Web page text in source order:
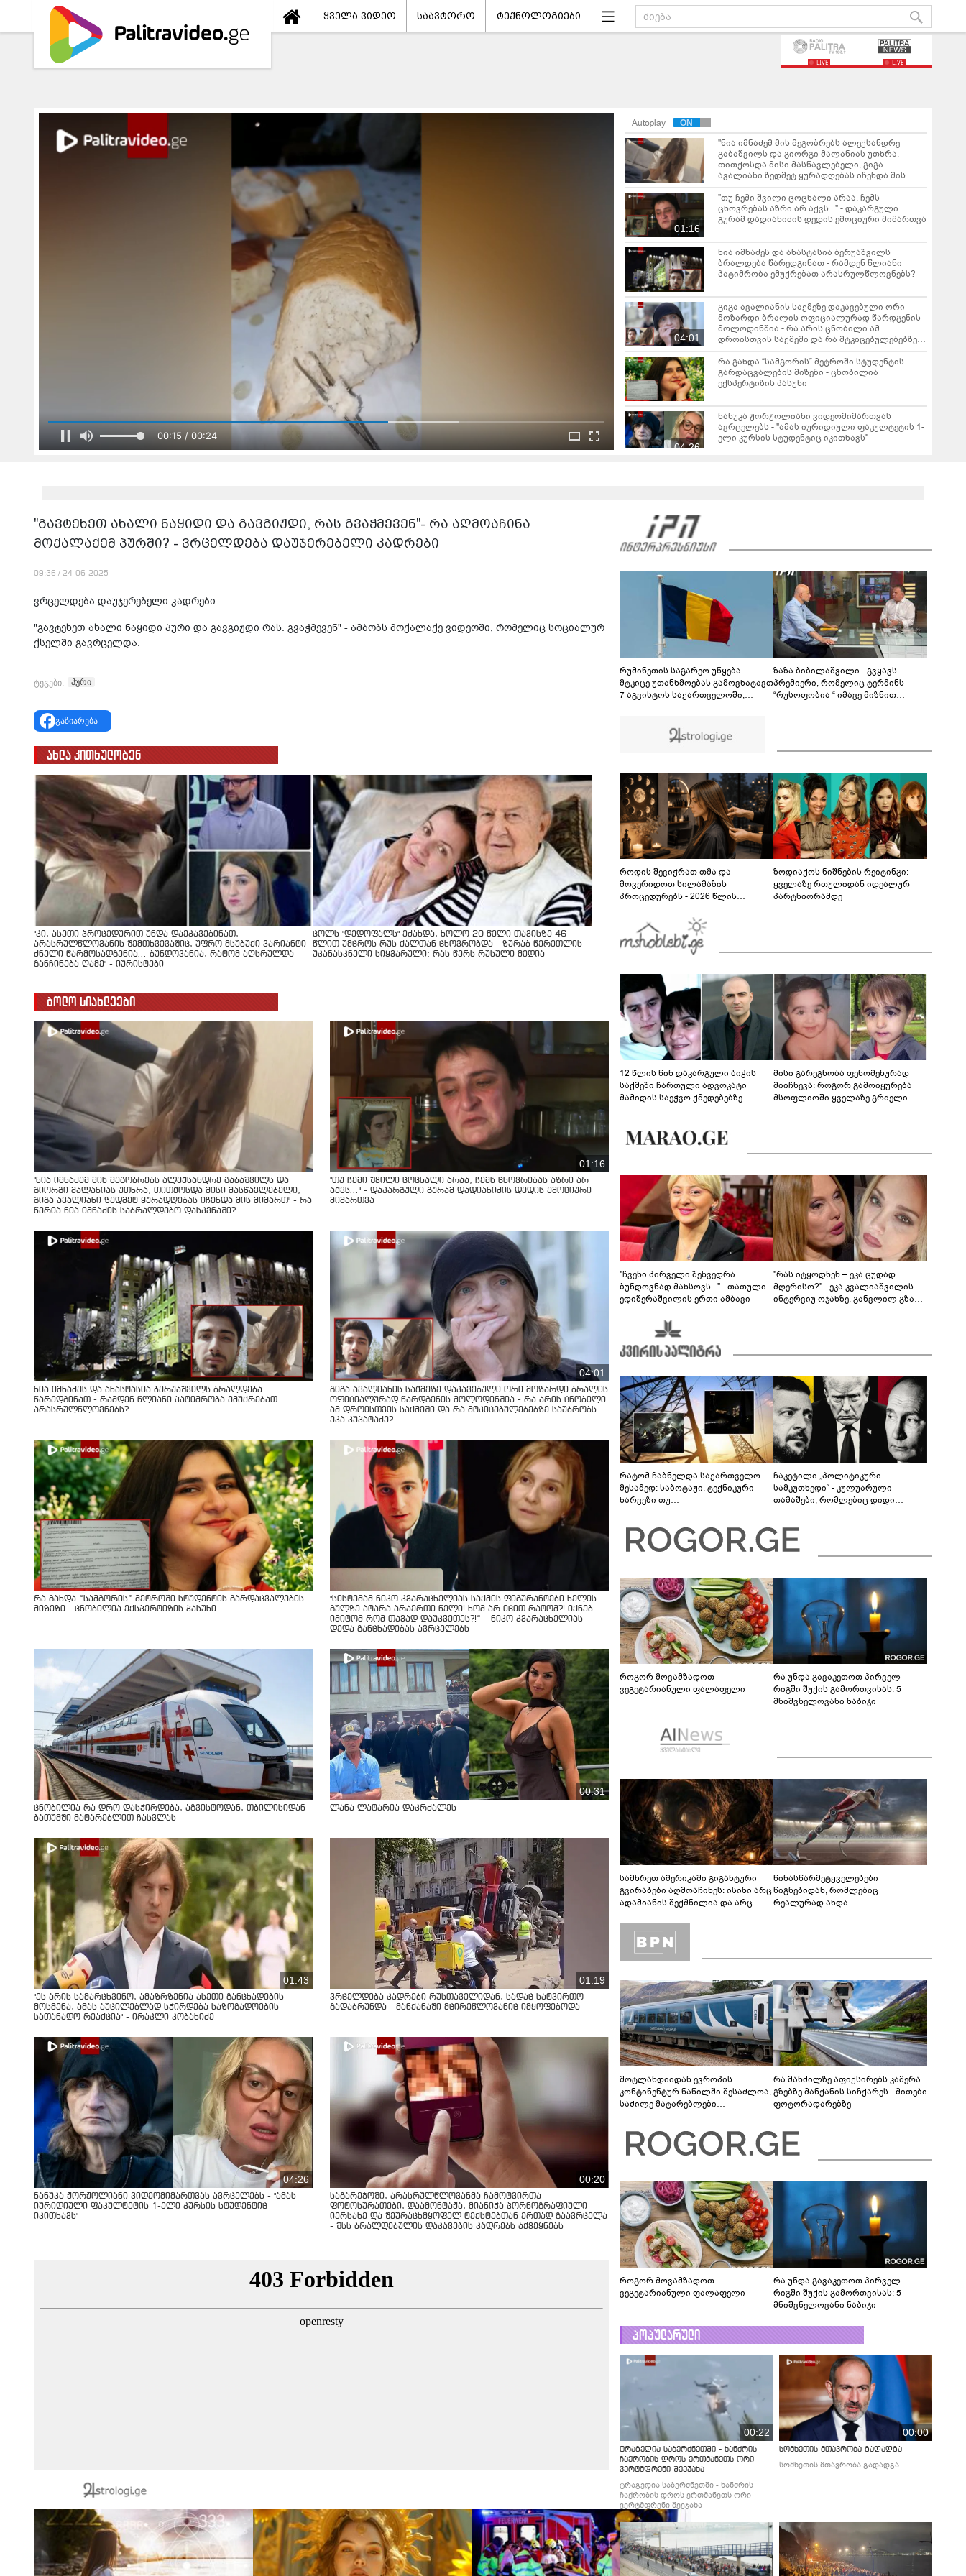
ყველა ვიდეო საავტორო ტექნოლოგიები
LIVE LIVE
00:17 / 00:24
Autoplay
"ნია იმნაძემ მის მეგობრებს ალექსანდრე
გაბაშვილს და გიორგი მალანიას უთხრა,
თითქოსდა მისი მასწავლებელი, გიგა
ავალიანი ზედმეტ ყურადღებას იჩენდა მის
მიმართ" - რა წერია ნია იმნაძის საბრალდებო
დასკვნაში?
01:16
"თუ ჩემი შვილი ცოცხალი არაა, ჩემს
ცხოვრებას აზრი არ აქვს..." - დაკარგული
გურამ დადიანიძის დედის ემოციური მიმართვა
ნია იმნაძეს და ანასტასია ბერუაშვილს
ბრალდება წარედგინათ - რამდენ წლიანი
პატიმრობა ემუქრებათ არასრულწლოვნებს?
04:01
გიგა ავალიანის საქმეზე დაკავებული ორი
მოზარდი ბრალის ოფიციალურად წარდგენის
მოლოდინშია - რა არის ცნობილი ამ
დროისთვის საქმეში და რა მტკიცებულებებზე
საუბრობს ეკა კუპატაძე?
რა გახდა “სამგორის” მეტროში სტუდენტის
გარდაცვალების მიზეზი - ცნობილია
ექსპერტიზის პასუხი
04:26
ნანუკა ჟორჟოლიანი ვიდეომიმართვას
ავრცელებს - "ამას იურიდიული ფაკულტეტის 1-
ელი კურსის სტუდენტიც იკითხავს"
აღკვეთა მიესაჯა
00:45
ცნობილია რამდენწლიანი პატიმრობა მიესაჯა
სანიტარს, რომელმაც შვილი ბათუმში,
კლინიკის საპირფარეშოში გააჩინა, შემდეგ კი
დაზიანებები მიაყენა
00:45
ტრაგედია ხობში - მდინარე ხობისწყალში
დედა-შვილი დაიხრჩო
"გავტეხეთ ახალი ნაყიდი და გავგიჟდი, რას გვაჭმევენ"- რა აღმოაჩინა
მოქალაქემ პურში? - ვრცელდება დაუჯერებელი კადრები
09:36 / 24-06-2025
ვრცელდება დაუჯერებელი კადრები -
"გავტეხეთ ახალი ნაყიდი პური და გავგიჟდი რას. გვაჭმევენ" - ამბობს მოქალაქე ვიდეოში, რომელიც სოციალურ
ქსელში გავრცელდა.
ტეგები: პური
გაზიარება
ახლა კითხულობენ
"კი, ასეთი პროცედურით უნდა დაეკავებინათ,
არასრულწლოვანის შემთხვევაშიც, უფრო მსუბუქი ვარიანტი
ძნელი წარმოსადგენია... ბუნდოვანია, რატომ აღსრულდა
განჩინება ღამე" - იურისტები
ცოლს "დედოფალს" ეძახდა, ხოლო 20 წელი თავისზე 46
წლით უმცროს რუს ქალთან ცხოვრობდა - ზურაბ წერეთლის
უკანასკნელი სიყვარული: რას წერს რუსული მედია
ბოლო სიახლეები
"ნია იმნაძემ მის მეგობრებს ალექსანდრე გაბაშვილს და
გიორგი მალანიას უთხრა, თითქოსდა მისი მასწავლებელი,
გიგა ავალიანი ზედმეტ ყურადღებას იჩენდა მის მიმართ" - რა
წერია ნია იმნაძის საბრალდებო დასკვნაში?
01:16
"თუ ჩემი შვილი ცოცხალი არაა, ჩემს ცხოვრებას აზრი არ
აქვს..." - დაკარგული გურამ დადიანიძის დედის ემოციური
მიმართვა
ნია იმნაძეს და ანასტასია ბერუაშვილს ბრალდება
წარედგინათ - რამდენ წლიანი პატიმრობა ემუქრებათ
არასრულწლოვნებს?
04:01
გიგა ავალიანის საქმეზე დაკავებული ორი მოზარდი ბრალის
ოფიციალურად წარდგენის მოლოდინშია - რა არის ცნობილი
ამ დროისთვის საქმეში და რა მტკიცებულებებზე საუბრობს
ეკა კუპატაძე?
რა გახდა “სამგორის” მეტროში სტუდენტის გარდაცვალების
მიზეზი - ცნობილია ექსპერტიზის პასუხი
"სისტემამ ნიკო კვარაცხელიას საქმის ფიგურანტები ხელის
გულზე ატარა არაერთი წელი! ხომ არ იცით რატომ?! იქნებ
იმიტომ რომ თავად დაუკვეთეს?!“ – ნიკო კვარაცხელიას
დედა განცხადებას ავრცელებს
ცნობილია რა დრო დასჭირდება, აგვისტოდან, თბილისიდან
ბათუმში მატარებლით ჩასვლას
00:31
ლანა ლატარია დაკრძალეს
01:43
"ეს არის სამარცხვინო, ამაზრზენია ასეთი განცხადების
მოსმენა, ამას აუცილებლად სჭირდება საზოგადოების
სათანადო რეაქცია" - ირაკლი კობახიძე
01:19
ვრცელდება კადრები რუსთაველიდან, სადაც სატვირთო
გადაბრუნდა - მანქანაში მცირეწლოვანიც იმყოფებოდა
04:26
ნანუკა ჟორჟოლიანი ვიდეომიმართვას ავრცელებს - "ამას
იურიდიული ფაკულტეტის 1-ელი კურსის სტუდენტიც
იკითხავს"
00:20
საგარეჯოში, არასრულწლოვანმა ჩამოტვირთა
ფოტოსურათები, დაამონტაჟა, მიანიჭა პორნოგრაფიული
იერსახე და შეურაცხმყოფელ ტექსტებთან ერთად გაავრცელა
- შსს ბრალდებულის დაკავების კადრებს აქვეყნებს
რუმინეთის საგარეო უწყება -
მტკიცე უთანხმოებას გამოვხატავთ
7 აგვისტოს საქართველოში,
დაკავშირებით - მტკიცედ
ვადასტურებთ ურყევ მხარდაჭერას
მიმართ
ზაზა ბიბილაშვილი - გვყავს
პრემიერი, რომელიც ტერმინს
“რუსოფობია “ იმავე მიზნით
ადეკვატური განცდა
როდის შევიჭრათ თმა და
მოვერიდოთ სილამაზის
პროცედურებს - 2026 წლის
გზამკვლევი
ზოდიაქოს ნიშნების რეიტინგი:
ყველაზე რთულიდან იდეალურ
პარტნიორამდე
12 წლის წინ დაკარგული ბიჭის
საქმეში ჩართული ადვოკატი
მამიდის საეჭვო ქმედებებზე
მოწოდებაზე... წლობით
მიმდინარეობდა საქმის
მისი გარეგნობა ფენომენურად
მიიჩნევა: როგორ გამოიყურება
მსოფლიოში ყველაზე გრძელი
"ჩვენი პირველი შეხვედრა
ბუნდოვნად მახსოვს..." - თათული
ედიშერაშვილის ერთი ამბავი
"რას იტყოდნენ – ეკა ცუდად
მღერისო?" - ეკა კვალიაშვილის
ინტერვიუ ოჯახზე, განვლილ გზასა
რატომ ჩაბნელდა საქართველო
მესამედ: საბოტაჟი, ტექნიკური
ხარვეზი თუ
ჩაკეტილი „პოლიტიკური
სამკუთხედი“ - კულუარული
თამაშები, რომლებიც დიდი
როგორ მოვამზადოთ
ვეგეტარიანული ფალაფელი
რა უნდა გავაკეთოთ პირველ
რიგში შუქის გამორთვისას: 5
მნიშვნელოვანი ნაბიჯი
სამხრეთ ამერიკაში გიგანტური
გვირაბები აღმოაჩინეს: ისინი არც
ადამიანის შექმნილია და არც
ლაბირინთები?
წინასწარმეტყველებები
წიგნებიდან, რომლებიც
რეალურად ახდა
შოტლანდიიდან ევროპის
კონტინენტურ ნაწილში შესაძლოა,
საძილე მატარებლები
შემცირებაა
რა მანძილზე აფიქსირებს კამერა
გზებზე მანქანის სიჩქარეს - მითები
ფოტორადარებზე
როგორ მოვამზადოთ
ვეგეტარიანული ფალაფელი
რა უნდა გავაკეთოთ პირველ
რიგში შუქის გამორთვისას: 5
მნიშვნელოვანი ნაბიჯი
პოპულარული
00:22
ტრაგედია საბერძნეთში - ხანძრის
ჩაქრობის დროს ერთმანეთს ორი
ვერტმფრენი შეეჯახა
ტრაგედია საბერძნეთში - ხანძრის
ჩაქრობის დროს ერთმანეთს ორი
ვერტმფრენი შეეჯახა
00:00
სომხეთის მთავრობა გადადგა
სომხეთის მთავრობა გადადგა